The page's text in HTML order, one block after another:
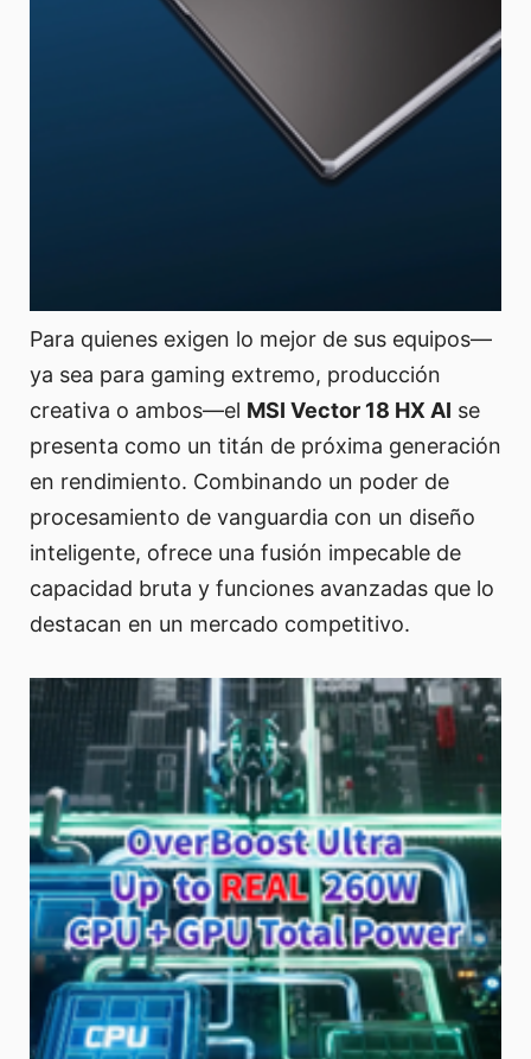
Para quienes exigen lo mejor de sus equipos—
ya sea para gaming extremo, producción
creativa o ambos—el MSI Vector 18 HX AI se
presenta como un titán de próxima generación
en rendimiento. Combinando un poder de
procesamiento de vanguardia con un diseño
inteligente, ofrece una fusión impecable de
capacidad bruta y funciones avanzadas que lo
destacan en un mercado competitivo.